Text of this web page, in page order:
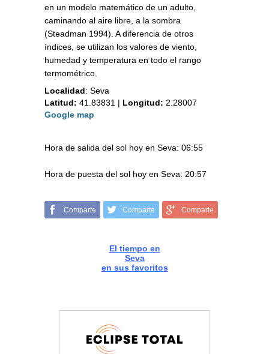
en un modelo matemático de un adulto,
caminando al aire libre, a la sombra
(Steadman 1994). A diferencia de otros
índices, se utilizan los valores de viento,
humedad y temperatura en todo el rango
termométrico.
Localidad: Seva
Latitud: 41.83831 | Longitud: 2.28007
Google map
Hora de salida del sol hoy en Seva: 06:55
Hora de puesta del sol hoy en Seva: 20:57
Comparte Comparte Comparte
El tiempo en
Seva
en sus favoritos